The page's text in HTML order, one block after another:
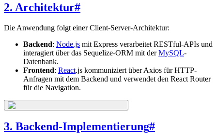
2. Architektur#
Die Anwendung folgt einer Client-Server-Architektur:
Backend: Node.js mit Express verarbeitet RESTful-APIs und
interagiert über das Sequelize-ORM mit derMySQL-
Datenbank.
Frontend: React.js kommuniziert über Axios für HTTP-
Anfragen mit dem Backend und verwendet den React Router
für die Navigation.
3. Backend-Implementierung#